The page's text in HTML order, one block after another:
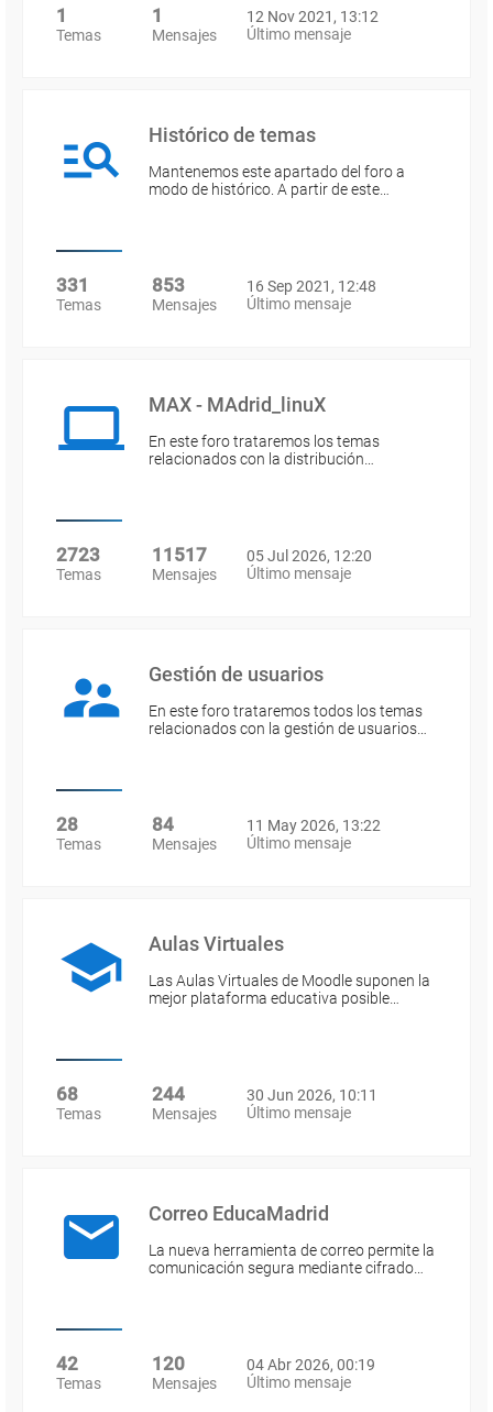
1
Temas
1
Mensajes
12 Nov 2021, 13:12
Último mensaje
Histórico de temas
Mantenemos este apartado del foro a
modo de histórico. A partir de este…
331
Temas
853
Mensajes
16 Sep 2021, 12:48
Último mensaje
MAX - MAdrid_linuX
En este foro trataremos los temas
relacionados con la distribución…
2723
Temas
11517
Mensajes
05 Jul 2026, 12:20
Último mensaje
Gestión de usuarios
En este foro trataremos todos los temas
relacionados con la gestión de usuarios…
28
Temas
84
Mensajes
11 May 2026, 13:22
Último mensaje
Aulas Virtuales
Las Aulas Virtuales de Moodle suponen la
mejor plataforma educativa posible…
68
Temas
244
Mensajes
30 Jun 2026, 10:11
Último mensaje
Correo EducaMadrid
La nueva herramienta de correo permite la
comunicación segura mediante cifrado…
42
Temas
120
Mensajes
04 Abr 2026, 00:19
Último mensaje